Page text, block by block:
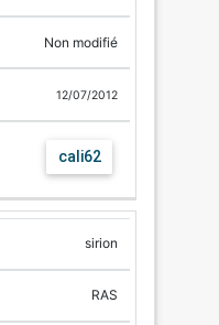
Non modifié
12/07/2012
cali62
sirion
RAS